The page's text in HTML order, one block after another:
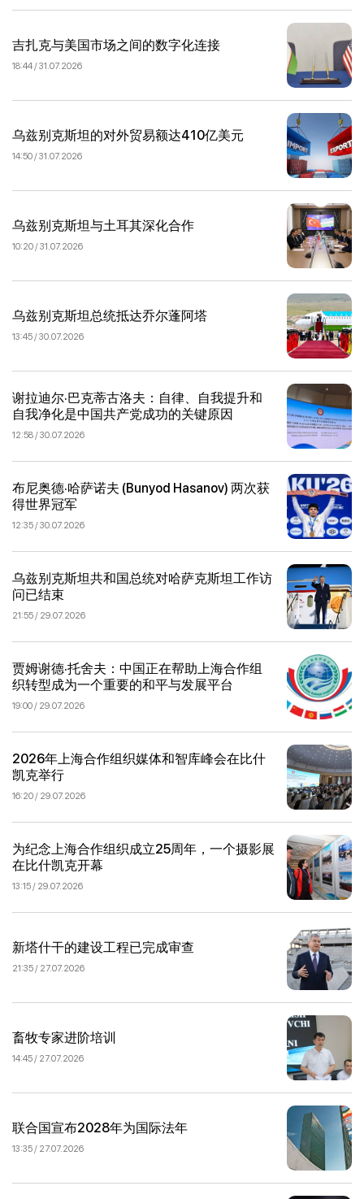
吉扎克与美国市场之间的数字化连接
18:44 / 31.07.2026
乌兹别克斯坦的对外贸易额达410亿美元
14:50 / 31.07.2026
乌兹别克斯坦与土耳其深化合作
10:20 / 31.07.2026
乌兹别克斯坦总统抵达乔尔蓬阿塔
13:45 / 30.07.2026
谢拉迪尔·巴克蒂古洛夫：自律、自我提升和
自我净化是中国共产党成功的关键原因
12:58 / 30.07.2026
布尼奥德·哈萨诺夫 (Bunyod Hasanov) 两次获
得世界冠军
12:35 / 30.07.2026
乌兹别克斯坦共和国总统对哈萨克斯坦工作访
问已结束
21:55 / 29.07.2026
贾姆谢德·托舍夫：中国正在帮助上海合作组
织转型成为一个重要的和平与发展平台
19:00 / 29.07.2026
2026年上海合作组织媒体和智库峰会在比什
凯克举行
16:20 / 29.07.2026
为纪念上海合作组织成立25周年，一个摄影展
在比什凯克开幕
13:15 / 29.07.2026
新塔什干的建设工程已完成审查
21:35 / 27.07.2026
畜牧专家进阶培训
14:45 / 27.07.2026
联合国宣布2028年为国际法年
13:35 / 27.07.2026